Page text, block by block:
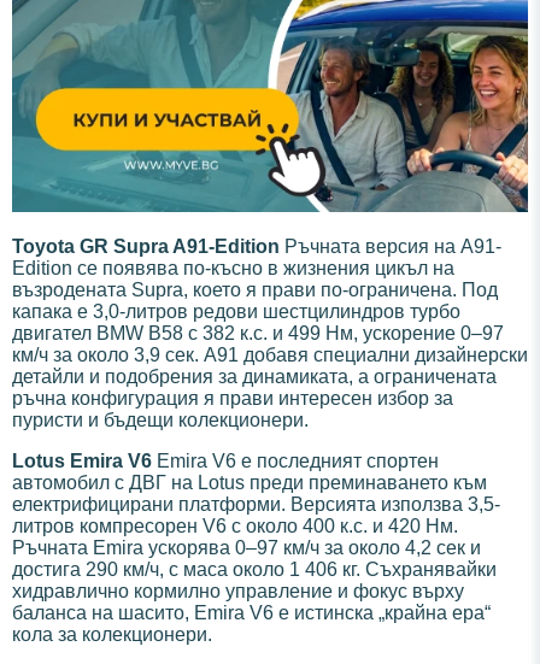
Toyota GR Supra A91-Edition Ръчната версия на A91-
Edition се появява по-късно в жизнения цикъл на
възродената Supra, което я прави по-ограничена. Под
капака е 3,0-литров редови шестцилиндров турбо
двигател BMW B58 с 382 к.с. и 499 Нм, ускорение 0–97
км/ч за около 3,9 сек. A91 добавя специални дизайнерски
детайли и подобрения за динамиката, а ограничената
ръчна конфигурация я прави интересен избор за
пуристи и бъдещи колекционери.
Lotus Emira V6 Emira V6 е последният спортен
автомобил с ДВГ на Lotus преди преминаването към
електрифицирани платформи. Версията използва 3,5-
литров компресорен V6 с около 400 к.с. и 420 Нм.
Ръчната Emira ускорява 0–97 км/ч за около 4,2 сек и
достига 290 км/ч, с маса около 1 406 кг. Съхранявайки
хидравлично кормилно управление и фокус върху
баланса на шасито, Emira V6 е истинска „крайна ера“
кола за колекционери.